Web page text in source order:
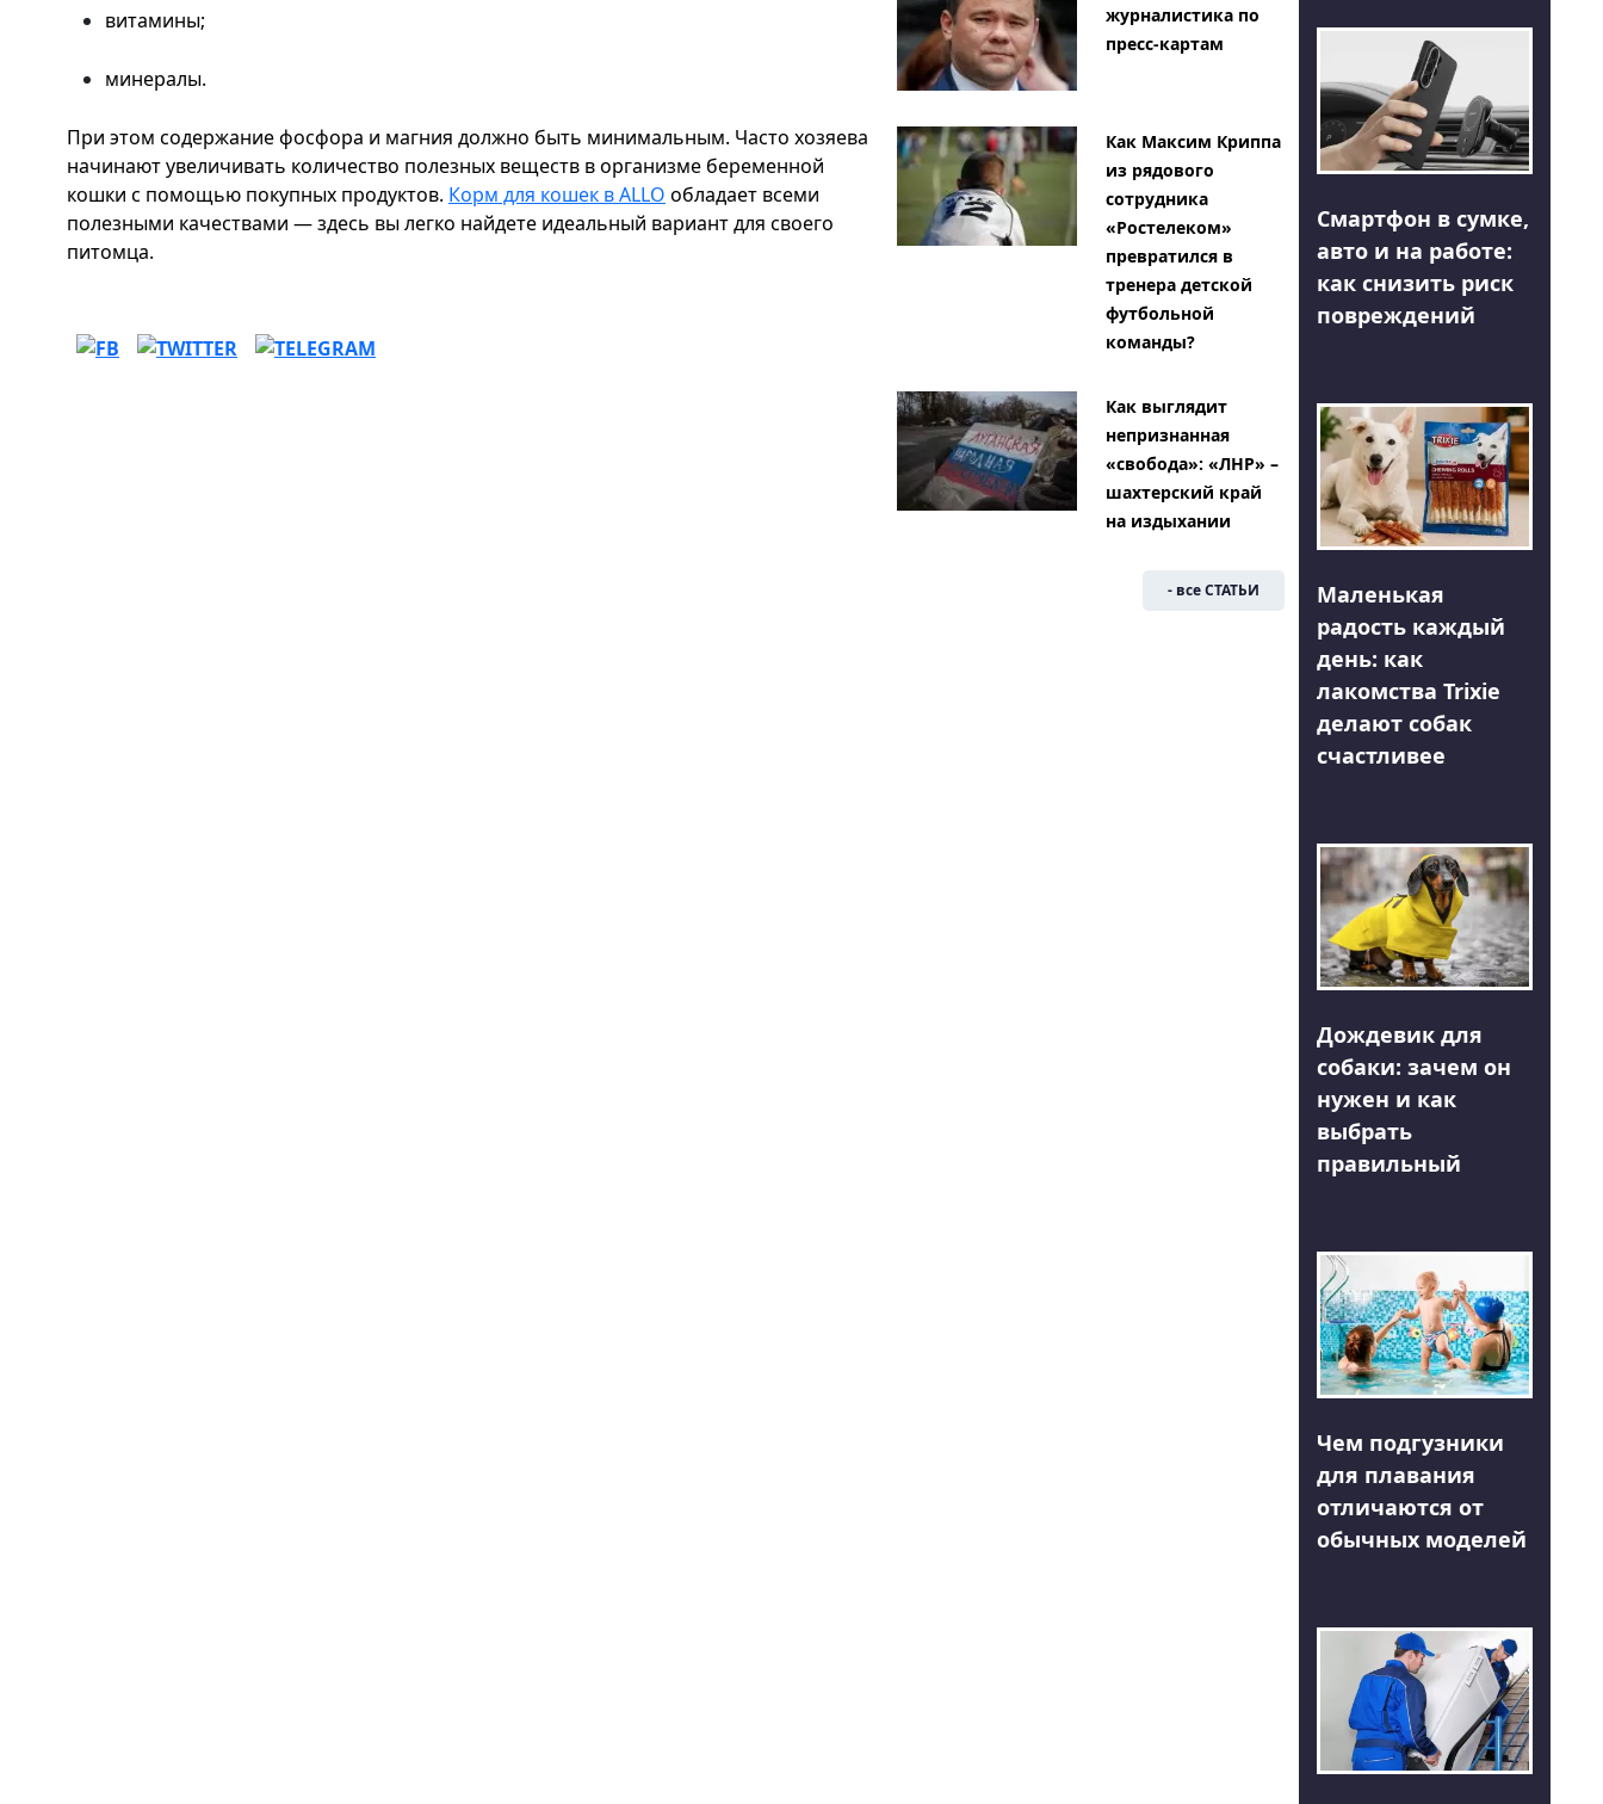
витамины;
минералы.
При этом содержание фосфора и магния должно быть минимальным. Часто хозяева
начинают увеличивать количество полезных веществ в организме беременной
кошки с помощью покупных продуктов. Корм для кошек в ALLO обладает всеми
полезными качествами — здесь вы легко найдете идеальный вариант для своего
питомца.
журналистика по
пресс-картам
Как Максим Криппа
из рядового
сотрудника
«Ростелеком»
превратился в
тренера детской
футбольной
команды?
Как выглядит
непризнанная
«свобода»: «ЛНР» –
шахтерский край
на издыхании
- все СТАТЬИ
Смартфон в сумке,
авто и на работе:
как снизить риск
повреждений
Маленькая
радость каждый
день: как
лакомства Trixie
делают собак
счастливее
Дождевик для
собаки: зачем он
нужен и как
выбрать
правильный
Чем подгузники
для плавания
отличаются от
обычных моделей